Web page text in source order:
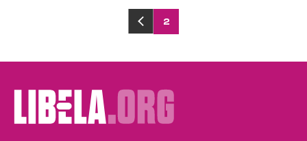
pagination
2